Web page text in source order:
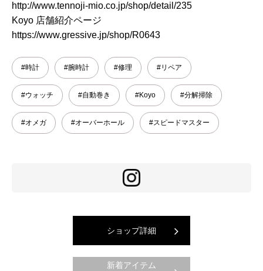
http://www.tennoji-mio.co.jp/shop/detail/235
Koyo 店舗紹介ページ
https://www.gressive.jp/shop/R0643
#時計 #腕時計 #修理 #リペア
#ウォッチ #自動巻き #Koyo #分解掃除
#オメガ #オーバーホール #スピードマスター
ショップ詳細
新着アイテム